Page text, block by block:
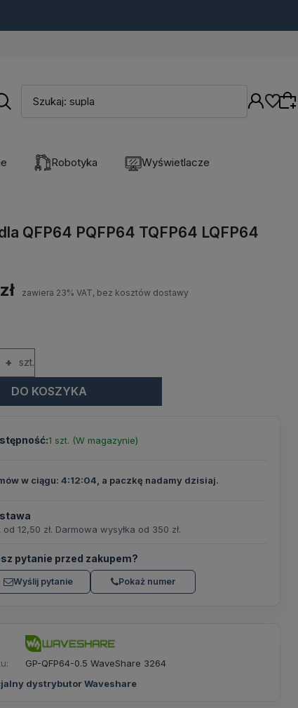
oferty lub zaloguj się, aby przywrócić dodane
produkty do listy z poprzedniej sesji.
Szukaj: supla
Robotyka Wyświetlacze
QFP64 PQFP64 TQFP64 LQFP64
zawiera 23% VAT, bez kosztów dostawy
+ szt.
DO KOSZYKA
1 szt. (W magazynie)
w ciągu:4:12:03, a paczkę nadamy dzisiaj.
od 12,50 zł. Darmowa wysyłka od 350 zł.
pytanie przed zakupem?
Wyślij pytanie Pokaż numer
GP-QFP64-0.5 WaveShare 3264
dystrybutor Waveshare